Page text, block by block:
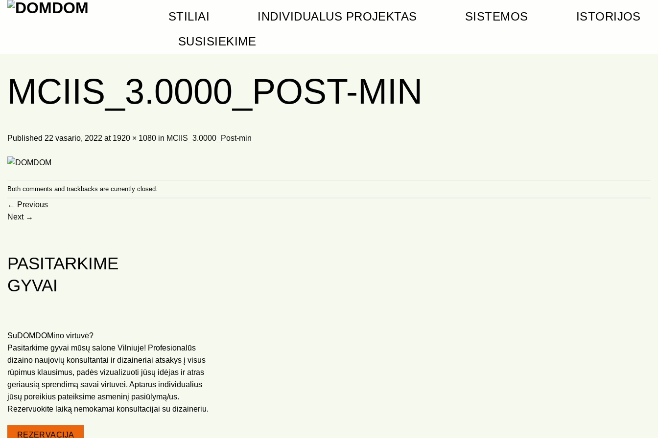
Skip
STILIAI INDIVIDUALUS PROJEKTAS SISTEMOS
ISTORIJOS
SUSISIEKIME
MCIIS_3.0000_POST-MIN
Published 22 vasario, 2022 at 1920 × 1080 in MCIIS_3.0000_Post-min
Both comments and trackbacks are currently closed.
← Previous
Next →
PASITARKIME
GYVAI
SuDOMDOMino virtuvė?
Pasitarkime gyvai mūsų salone Vilniuje! Profesionalūs
dizaino naujovių konsultantai ir dizaineriai atsakys į visus
rūpimus klausimus, padės vizualizuoti jūsų idėjas ir atras
geriausią sprendimą savai virtuvei. Aptarus individualius
jūsų poreikius pateiksime asmeninį pasiūlymą/us.
Rezervuokite laiką nemokamai konsultacijai su dizaineriu.
REZERVACIJA